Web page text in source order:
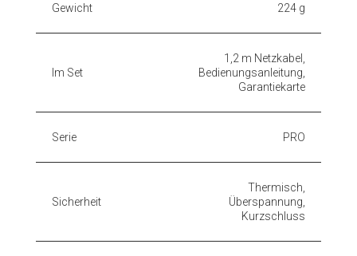
Gewicht 224 g
Im Set
1,2 m Netzkabel,
Bedienungsanleitung,
Garantiekarte
Serie PRO
Sicherheit
Thermisch,
Überspannung,
Kurzschluss